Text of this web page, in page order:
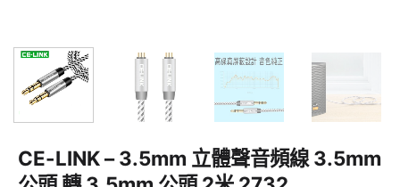
CE-LINK – 3.5mm 立體聲音頻線 3.5mm